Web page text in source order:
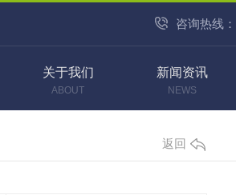
咨询热线：
关于我们
ABOUT
新闻资讯
NEWS
返回